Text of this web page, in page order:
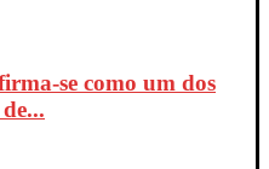
se como um dos